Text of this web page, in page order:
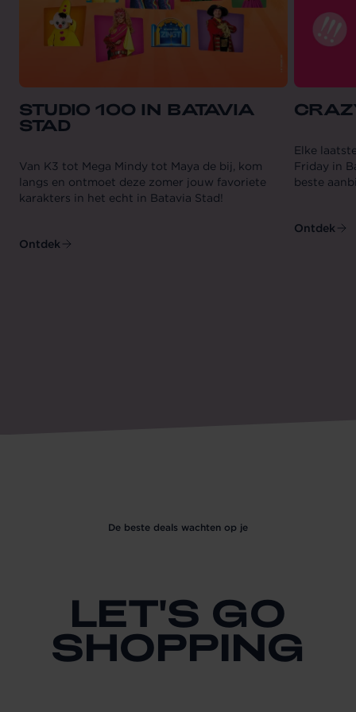
STUDIO 100 IN BATAVIA
STAD
Van K3 tot Mega Mindy tot Maya de bij, kom
langs en ontmoet deze zomer jouw favoriete
karakters in het echt in Batavia Stad!
Ontdek
Elke
Friday in
beste
Ontdek
De beste deals wachten op je
LET'S GO
SHOPPING